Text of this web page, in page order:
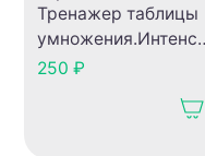
Тренажер таблицы
курс
250 ₽